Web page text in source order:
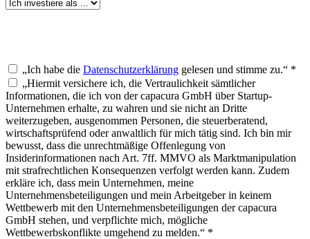
„Ich habe die Datenschutzerklärung gelesen und stimme zu.“ *
„Hiermit versichere ich, die Vertraulichkeit sämtlicher
Informationen, die ich von der capacura GmbH über Startup-
Unternehmen erhalte, zu wahren und sie nicht an Dritte
weiterzugeben, ausgenommen Personen, die steuerberatend,
wirtschaftsprüfend oder anwaltlich für mich tätig sind. Ich bin mir
bewusst, dass die unrechtmäßige Offenlegung von
Insiderinformationen nach Art. 7ff. MMVO als Marktmanipulation
mit strafrechtlichen Konsequenzen verfolgt werden kann. Zudem
erkläre ich, dass mein Unternehmen, meine
Unternehmensbeteiligungen und mein Arbeitgeber in keinem
Wettbewerb mit den Unternehmensbeteiligungen der capacura
GmbH stehen, und verpflichte mich, mögliche
Wettbewerbskonflikte umgehend zu melden.“ *